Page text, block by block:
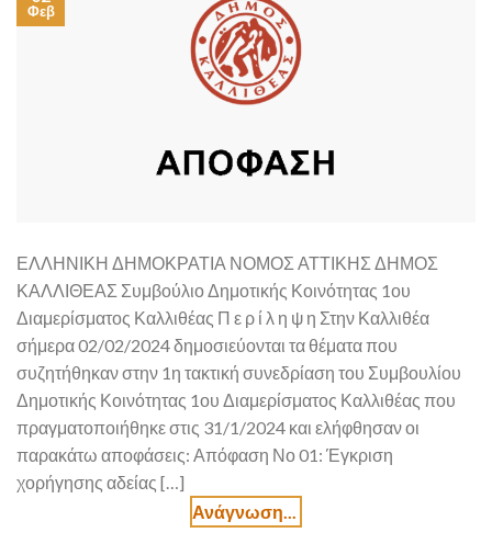
Φεβ
ΕΛΛΗΝΙΚΗ ΔΗΜΟΚΡΑΤΙΑ ΝΟΜΟΣ ΑΤΤΙΚΗΣ ΔΗΜΟΣ
ΚΑΛΛΙΘΕΑΣ Συμβούλιο Δημοτικής Κοινότητας 1ου
Διαμερίσματος Καλλιθέας Π ε ρ ί λ η ψ η Στην Καλλιθέα
σήμερα 02/02/2024 δημοσιεύονται τα θέματα που
συζητήθηκαν στην 1η τακτική συνεδρίαση του Συμβουλίου
Δημοτικής Κοινότητας 1ου Διαμερίσματος Καλλιθέας που
πραγματοποιήθηκε στις 31/1/2024 και ελήφθησαν οι
παρακάτω αποφάσεις: Απόφαση Νο 01: Έγκριση
χορήγησης αδείας […]